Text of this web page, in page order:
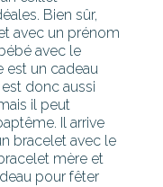
Bien sûr,
avec un prénom
avec le
est un cadeau
donc aussi
il peut
Il arrive
bracelet avec le
mère et
pour fêter